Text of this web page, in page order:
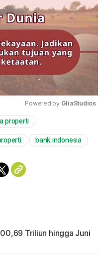
Powered by GliaStudios
properti
bank indonesia
Triliun hingga Juni